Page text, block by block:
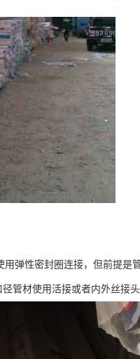
弹性密封圈连接，但前提是
管材使用活接或者内外丝接头